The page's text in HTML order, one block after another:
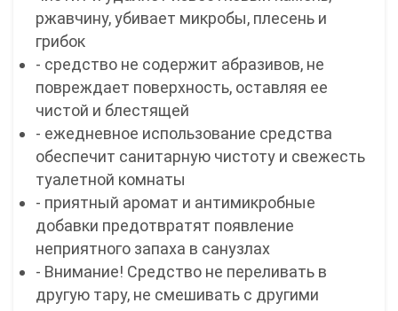
ржавчину, убивает микробы, плесень и
грибок
- средство не содержит абразивов, не
повреждает поверхность, оставляя ее
чистой и блестящей
- ежедневное использование средства
обеспечит санитарную чистоту и свежесть
туалетной комнаты
- приятный аромат и антимикробные
добавки предотвратят появление
неприятного запаха в санузлах
- Внимание! Средство не переливать в
другую тару, не смешивать с другими